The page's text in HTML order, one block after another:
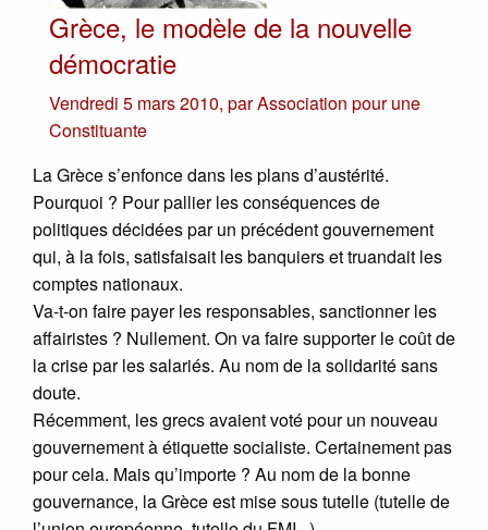
Grèce, le modèle de la nouvelle
démocratie
Vendredi 5 mars 2010, parAssociation pour une
Constituante
La Grèce s’enfonce dans les plans d’austérité.
Pourquoi ? Pour pallier les conséquences de
politiques décidées par un précédent gouvernement
qui, à la fois, satisfaisait les banquiers et truandait les
comptes nationaux.
Va-t-on faire payer les responsables, sanctionner les
affairistes ? Nullement. On va faire supporter le coût de
la crise par les salariés. Au nom de la solidarité sans
doute.
Récemment, les grecs avaient voté pour un nouveau
gouvernement à étiquette socialiste. Certainement pas
pour cela. Mais qu’importe ? Au nom de la bonne
gouvernance, la Grèce est mise sous tutelle (tutelle de